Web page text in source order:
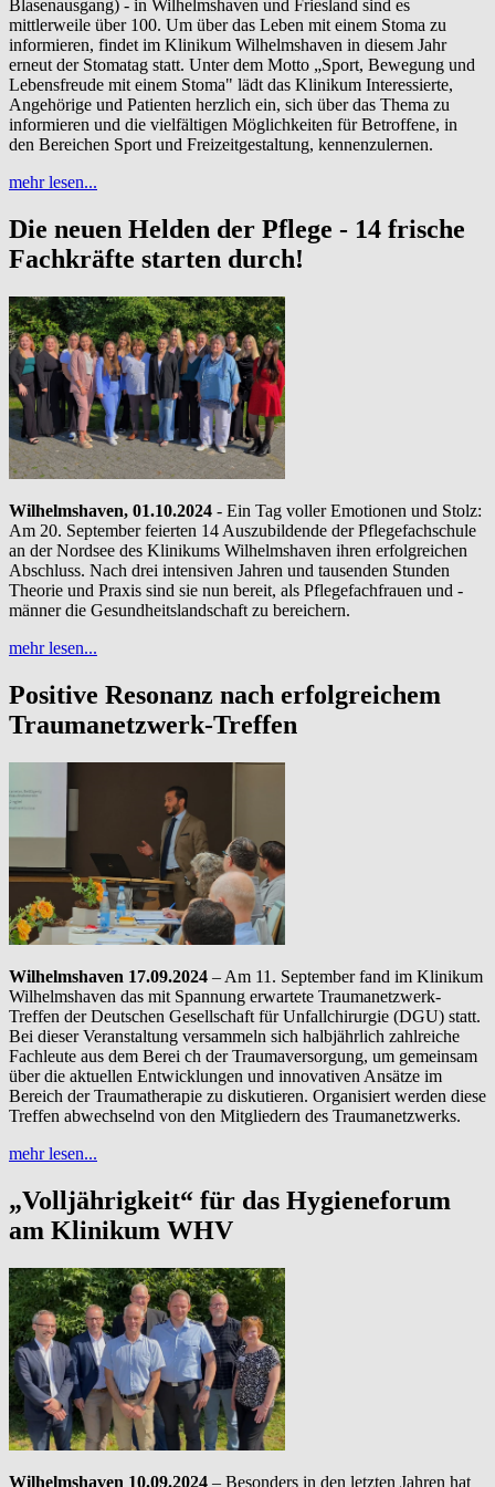
Blasenausgang) - in Wilhelmshaven und Friesland sind es
mittlerweile über 100. Um über das Leben mit einem Stoma zu
informieren, findet im Klinikum Wilhelmshaven in diesem Jahr
erneut der Stomatag statt. Unter dem Motto „Sport, Bewegung und
Lebensfreude mit einem Stoma" lädt das Klinikum Interessierte,
Angehörige und Patienten herzlich ein, sich über das Thema zu
informieren und die vielfältigen Möglichkeiten für Betroffene, in
den Bereichen Sport und Freizeitgestaltung, kennenzulernen.
mehr lesen...
Die neuen Helden der Pflege - 14 frische
Fachkräfte starten durch!
Wilhelmshaven, 01.10.2024 - Ein Tag voller Emotionen und Stolz:
Am 20. September feierten 14 Auszubildende der Pflegefachschule
an der Nordsee des Klinikums Wilhelmshaven ihren erfolgreichen
Abschluss. Nach drei intensiven Jahren und tausenden Stunden
Theorie und Praxis sind sie nun bereit, als Pflegefachfrauen und -
männer die Gesundheitslandschaft zu bereichern.
mehr lesen...
Positive Resonanz nach erfolgreichem
Traumanetzwerk-Treffen
Wilhelmshaven 17.09.2024 – Am 11. September fand im Klinikum
Wilhelmshaven das mit Spannung erwartete Traumanetzwerk-
Treffen der Deutschen Gesellschaft für Unfallchirurgie (DGU) statt.
Bei dieser Veranstaltung versammeln sich halbjährlich zahlreiche
Fachleute aus dem Berei ch der Traumaversorgung, um gemeinsam
über die aktuellen Entwicklungen und innovativen Ansätze im
Bereich der Traumatherapie zu diskutieren. Organisiert werden diese
Treffen abwechselnd von den Mitgliedern des Traumanetzwerks.
mehr lesen...
„Volljährigkeit“ für das Hygieneforum
am Klinikum WHV
Wilhelmshaven 10.09.2024 – Besonders in den letzten Jahren hat